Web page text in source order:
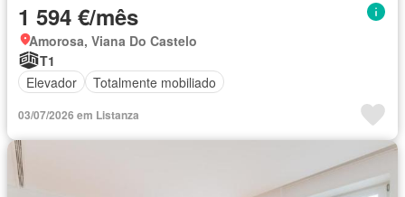
1 594 €/mês
Amorosa, Viana Do Castelo
T1
Elevador
Totalmente mobiliado
03/07/2026 em Listanza